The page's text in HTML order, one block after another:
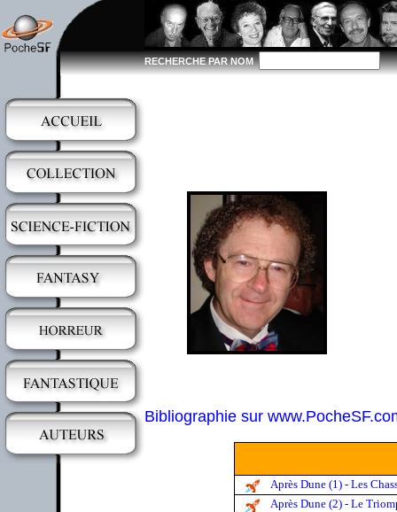
RECHERCHE PAR NOM
Bibliographie sur
Après Dune (1) - Les
Après Dune (2) - Le